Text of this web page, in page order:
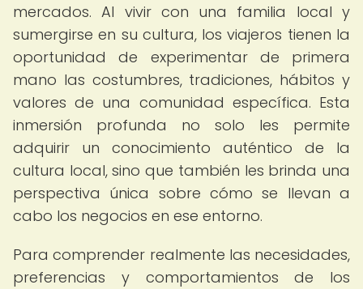
mercados. Al vivir con una familia local y
sumergirse en su cultura, los viajeros tienen la
oportunidad de experimentar de primera
mano las costumbres, tradiciones, hábitos y
valores de una comunidad específica. Esta
inmersión profunda no solo les permite
adquirir un conocimiento auténtico de la
cultura local, sino que también les brinda una
perspectiva única sobre cómo se llevan a
cabo los negocios en ese entorno.
Para comprender realmente las necesidades,
preferencias y comportamientos de los